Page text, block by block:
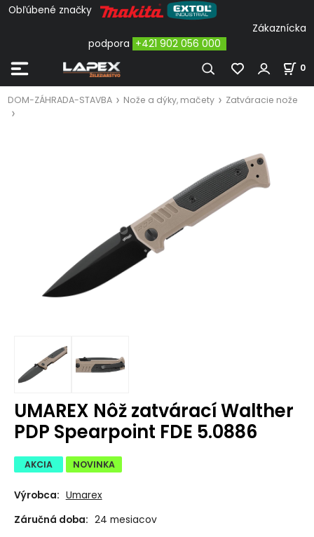
Obľúbené značky
Zákaznícka
podpora +421 902 056 000
0
DOM-ZÁHRADA-STAVBA Nože a dýky, mačety Zatváracie nože
UMAREX Nôž zatvárací Walther
PDP Spearpoint FDE 5.0886
AKCIA NOVINKA
Výrobca: Umarex
Záručná doba: 24 mesiacov